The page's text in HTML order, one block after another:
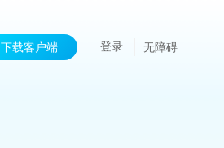
下载客户端 登录 无障碍